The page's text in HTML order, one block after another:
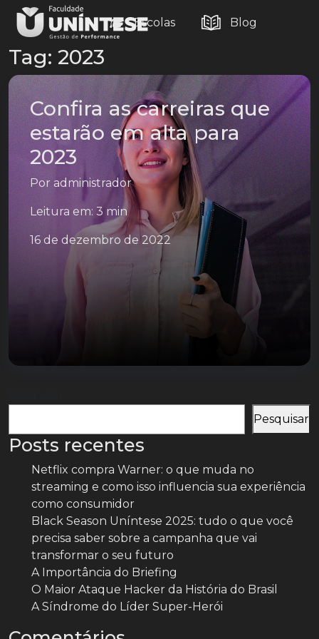
Escolas Blog
Tag: 2023
Confira as carreiras que
estarão em alta para
2023
Por administrador
Leitura em: 3 min
16 de dezembro de 2022
Pesquisar
Posts recentes
Netflix compra Warner: o que muda no
streaming e como isso influencia sua experiência
como consumidor
Black Season Uníntese 2025: tudo o que você
precisa saber sobre a campanha que vai
transformar o seu futuro
A Importância do Briefing
O Maior Ataque Hacker da História do Brasil
A Síndrome do Líder Super-Herói